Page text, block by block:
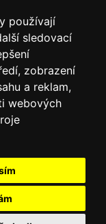
používají
sledovací
zobrazení
a reklam,
webových
bez odezvy.